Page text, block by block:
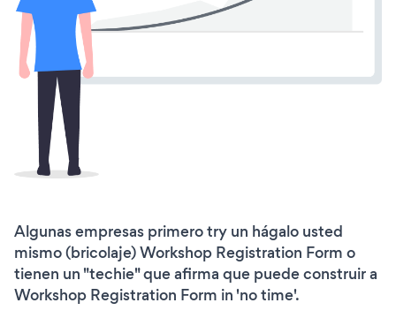
Algunas empresas primero try un hágalo usted
mismo (bricolaje) Workshop Registration Form o
tienen un "techie" que afirma que puede construir a
Workshop Registration Form in 'no time'.